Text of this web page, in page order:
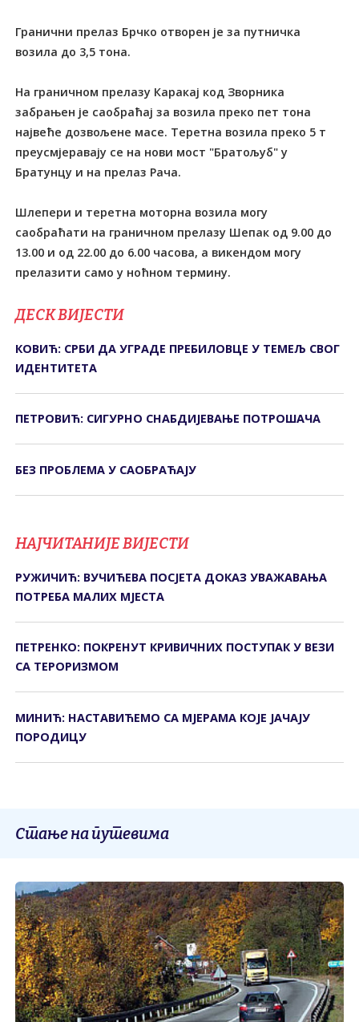
Гранични прелаз Брчко отворен је за путничка
возила до 3,5 тона.
На граничном прелазу Каракај код Зворника
забрањен је саобраћај за возила преко пет тона
највеће дозвољене масе. Теретна возила преко 5 т
преусмјеравају се на нови мост "Братољуб" у
Братунцу и на прелаз Рача.
Шлепери и теретна моторна возила могу
саобраћати на граничном прелазу Шепак од 9.00 до
13.00 и од 22.00 до 6.00 часова, а викендом могу
прелазити само у ноћном термину.
ДЕСК ВИЈЕСТИ
КОВИЋ: СРБИ ДА УГРАДЕ ПРЕБИЛОВЦЕ У ТЕМЕЉ СВОГ
ИДЕНТИТЕТА
ПЕТРОВИЋ: СИГУРНО СНАБДИЈЕВАЊЕ ПОТРОШАЧА
БЕЗ ПРОБЛЕМА У САОБРАЋАЈУ
НАЈЧИТАНИЈЕ ВИЈЕСТИ
РУЖИЧИЋ: ВУЧИЋЕВА ПОСЈЕТА ДОКАЗ УВАЖАВАЊА
ПОТРЕБА МАЛИХ МЈЕСТА
ПЕТРЕНКО: ПОКРЕНУТ КРИВИЧНИХ ПОСТУПАК У ВЕЗИ
СА ТЕРОРИЗМОМ
МИНИЋ: НАСТАВИЋЕМО СА МЈЕРАМА КОЈЕ ЈАЧАЈУ
ПОРОДИЦУ
Стање на путевима